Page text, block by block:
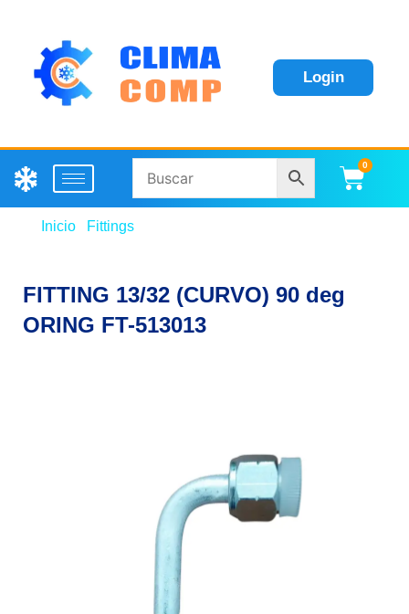
Login
0
Inicio Fittings
FITTING 13/32 (CURVO) 90 deg
ORING FT-513013